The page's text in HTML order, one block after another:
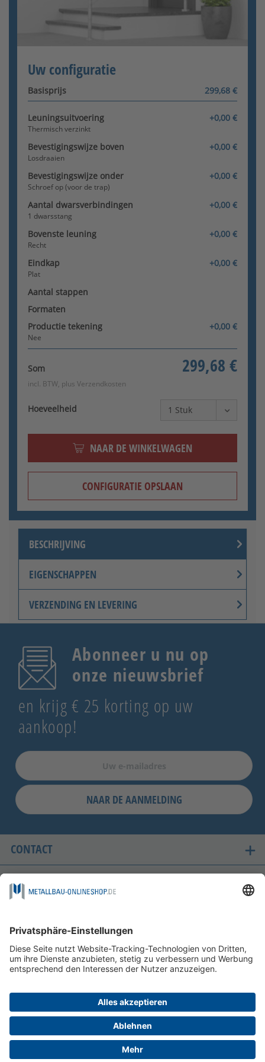
Dimensie D:
mm
Uw configuratie
Basisprijs 299,68 €
Leuningsuitvoering +0,00 €
Thermisch verzinkt
Bevestigingswijze boven +0,00 €
Losdraaien
Bevestigingswijze onder +0,00 €
Schroef op (voor de trap)
Aantal dwarsverbindingen +0,00 €
1 dwarsstang
Bovenste leuning +0,00 €
Recht
Eindkap +0,00 €
Plat
Aantal stappen
Formaten
Productie tekening
+0,00 €
Nee
Som 299,68 €
incl. BTW, plus Verzendkosten
Hoeveelheid
NAAR DE WINKELWAGEN
CONFIGURATIE OPSLAAN
BESCHRIJVING
EIGENSCHAPPEN
VERZENDING EN LEVERING
Abonneer u nu op
onze nieuwsbrief
en krijg € 25 korting op uw
aankoop!
NAAR DE AANMELDING
CONTACT
ONZE LANDEN VAN LEVERING
FOLGEN SIE UNS AUF
BETAALMOGELIJKHEDEN
HELP EN SERVICE